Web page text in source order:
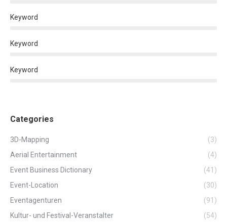
Keyword
Keyword
Keyword
Categories
3D-Mapping
(3)
Aerial Entertainment
(4)
Event Business Dictionary
(41)
Event-Location
(30)
Eventagenturen
(91)
Kultur- und Festival-Veranstalter
(54)